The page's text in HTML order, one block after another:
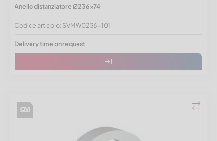
Anello distanziatore Ø236x74
Codice articolo: SVMW0236-101
Delivery time on request